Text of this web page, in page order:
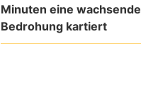
Minuten eine wachsende
Bedrohung kartiert